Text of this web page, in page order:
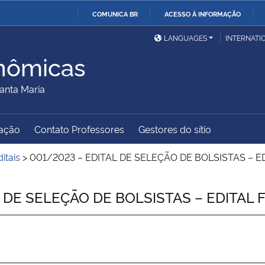
COMUNICA BR ACESSO À INFORMAÇÃO
Ministério da Defesa
Ministério das Relações
Exteriores
Ministério da Cidadania
Ministério do
Desenvolvimento Regional
Controladoria-Geral da
União
Advocacia-Geral da União Banco Central do Brasil
LANGUAGES
Maria
Contato Professores Gestores do sítio
>001/2023 – EDITAL DE SELEÇÃO DE BOLSISTAS –
SELEÇÃO DE BOLSISTAS – EDITAL